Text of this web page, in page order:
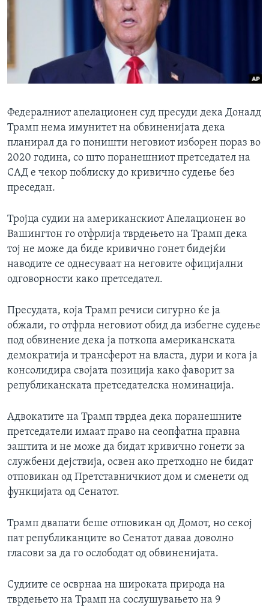
Федералниот апелационен суд пресуди дека Доналд
Трамп нема имунитет на обвиненијата дека
планирал да го поништи неговиот изборен пораз во
2020 година, со што поранешниот претседател на
САД е чекор поблиску до кривично судење без
преседан.
Тројца судии на американскиот Апелационен во
Вашингтон го отфрлија тврдењето на Трамп дека
тој не може да биде кривично гонет бидејќи
наводите се однесуваат на неговите официјални
одговорности како претседател.
Пресудата, која Трамп речиси сигурно ќе ја
обжали, го отфрла неговиот обид да избегне судење
под обвинение дека ја поткопа американската
демократија и трансферот на власта, дури и кога ја
консолидира својата позиција како фаворит за
републиканската претседателска номинација.
Адвокатите на Трамп тврдеа дека поранешните
претседатели имаат право на сеопфатна правна
заштита и не може да бидат кривично гонети за
службени дејствија, освен ако претходно не бидат
отповикан од Претставничкиот дом и сменети од
функцијата од Сенатот.
Трамп двапати беше отповикан од Домот, но секој
пат републиканците во Сенатот даваа доволно
гласови за да го ослободат од обвиненијата.
Судиите се осврнаа на широката природа на
тврдењето на Трамп на сослушувањето на 9